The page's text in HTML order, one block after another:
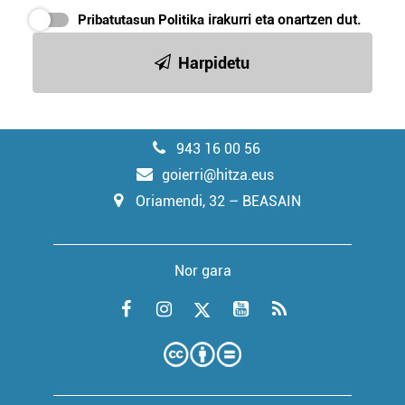
Pribatutasun Politika irakurri eta onartzen dut.
Harpidetu
943 16 00 56
goierri@hitza.eus
Oriamendi, 32 – BEASAIN
Nor gara